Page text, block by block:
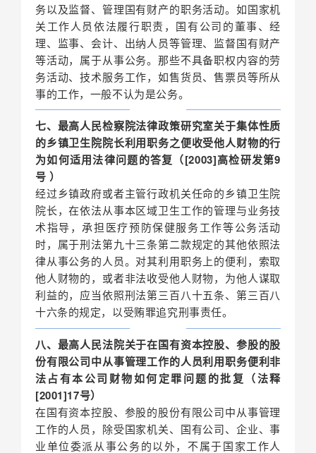
务以及监督、管理国有财产的职务活动。如国家机
关工作人员依法履行职责，国有公司的董事、经
理、监事、会计、出纳人员等管理、监督国有财产
等活动，属于从事公务。那些不具备职权内容的劳
务活动、技术服务工作，如售货员、售票员等所从
事的工作，一般不认为是公务。
七、最高人民检察院法律政策研究室关于集体性质
的乡镇卫生院院长利用职务之便收受他人财物的行
为如何适用法律问题的答复（[2003]高检研发第9
号 ）
经过乡镇政府或者主管行政机关任命的乡镇卫生院
院长，在依法从事本区域卫生工作的管理与业务技
术指导，承担医疗预防保健服务工作等公务活动
时，属于刑法第九十三条第二款规定的其他依照法
律从事公务的人员。对其利用职务上的便利，索取
他人财物的，或者非法收受他人财物，为他人谋取
利益的，应当依照刑法第三百八十五条、第三百八
十六条的规定，以受贿罪追究刑事责任。
八、最高人民法院关于在国有资本控股、参股的股
份有限公司中从事管理工作的人员利用职务便利非
法占有本公司财物如何定罪问题的批复（法释
[2001]17号）
在国有资本控股、参股的股份有限公司中从事管理
工作的人员，除受国家机关、国有公司、企业、事
业单位委派从事公务的以外，不属于国家工作人